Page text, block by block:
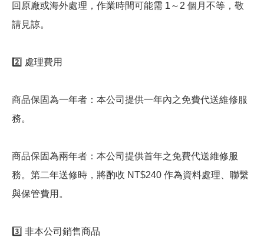
回原廠或海外處理，作業時間可能需 1～2 個月不等，敬
請見諒。
2️⃣ 處理費用
商品保固為一年者：本公司提供一年內之免費代送維修服
務。
商品保固為兩年者：本公司提供首年之免費代送維修服
務。第二年送修時，將酌收 NT$240 作為資料處理、聯繫
與保管費用。
3️⃣ 非本公司銷售商品